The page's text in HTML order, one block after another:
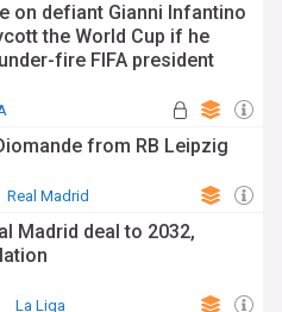
on defiant Gianni Infantino
the World Cup if he
fire FIFA president
from RB Leipzig
Real Madrid
Madrid deal to 2032,
La Liga